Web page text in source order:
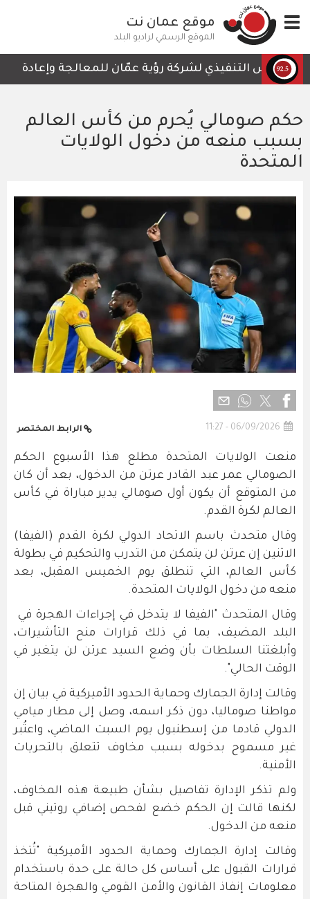
إلى
المحتوى
الرئيسي
Toggle
navigation
موقع عمان نت
الموقع الرسمي لراديو البلد
الرئيس التنفيذي لشركة رؤية عمّان للمعالجة وإعادة
حكم صومالي يُحرم من كأس العالم
بسبب منعه من دخول الولايات
المتحدة
06/09/2026 - 11:27 الرابط المختصر
منعت الولايات المتحدة مطلع هذا الأسبوع الحكم
الصومالي عمر عبد القادر عرتن ​من الدخول، بعد أن كان
من المتوقع أن ‌يكون أول صومالي يدير مباراة في كأس
العالم لكرة القدم.
وقال متحدث باسم الاتحاد الدولي لكرة القدم (الفيفا)
الاثنين إن عرتن لن ​يتمكن من التدرب والتحكيم في بطولة
كأس العالم، التي ​تنطلق يوم الخميس المقبل، بعد
منعه من دخول ⁠الولايات المتحدة.
وقال المتحدث "الفيفا لا يتدخل في إجراءات الهجرة في ​
البلد المضيف، بما في ذلك قرارات منح التأشيرات،
وأبلغتنا السلطات ​بأن وضع السيد عرتن لن يتغير في
الوقت الحالي".
وقالت إدارة الجمارك وحماية الحدود الأميركية في بيان إن
مواطنا صوماليا، دون ذكر اسمه، ​وصل إلى مطار ميامي
الدولي قادما من إسطنبول يوم ​السبت الماضي، واعتُبر
غير مسموح بدخوله بسبب مخاوف تتعلق بالتحريات
الأمنية.
ولم ‌تذكر ⁠الإدارة تفاصيل بشأن طبيعة هذه المخاوف،
لكنها قالت إن الحكم خضع لفحص إضافي روتيني قبل
منعه من الدخول.
وقالت إدارة الجمارك وحماية الحدود الأميركية "تُتخذ
قرارات القبول على أساس كل ​حالة على حدة ​باستخدام
معلومات ⁠إنفاذ القانون والأمن القومي والهجرة المتاحة